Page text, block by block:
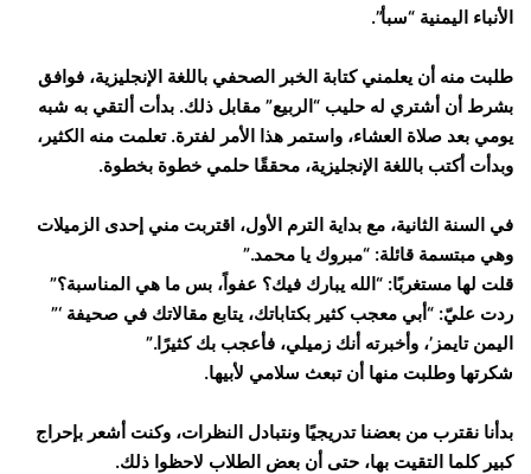
الأنباء اليمنية “سبأ”.
طلبت منه أن يعلمني كتابة الخبر الصحفي باللغة الإنجليزية، فوافق
بشرط أن أشتري له حليب “الربيع” مقابل ذلك. بدأت ألتقي به شبه
يومي بعد صلاة العشاء، واستمر هذا الأمر لفترة. تعلمت منه الكثير،
وبدأت أكتب باللغة الإنجليزية، محققًا حلمي خطوة بخطوة.
في السنة الثانية، مع بداية الترم الأول، اقتربت مني إحدى الزميلات
وهي مبتسمة قائلة: “مبروك يا محمد.”
قلت لها مستغربًا: “الله يبارك فيك؟ عفواً، بس ما هي المناسبة؟”
ردت عليّ: “أبي معجب كثير بكتاباتك، يتابع مقالاتك في صحيفة ‘”
اليمن تايمز’، وأخبرته أنك زميلي، فأعجب بك كثيرًا.”
شكرتها وطلبت منها أن تبعث سلامي لأبيها.
بدأنا نقترب من بعضنا تدريجيًا ونتبادل النظرات، وكنت أشعر بإحراج
كبير كلما التقيت بها، حتى أن بعض الطلاب لاحظوا ذلك.